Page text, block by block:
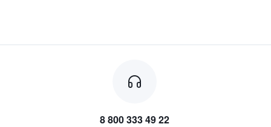
8 800 333 49 22